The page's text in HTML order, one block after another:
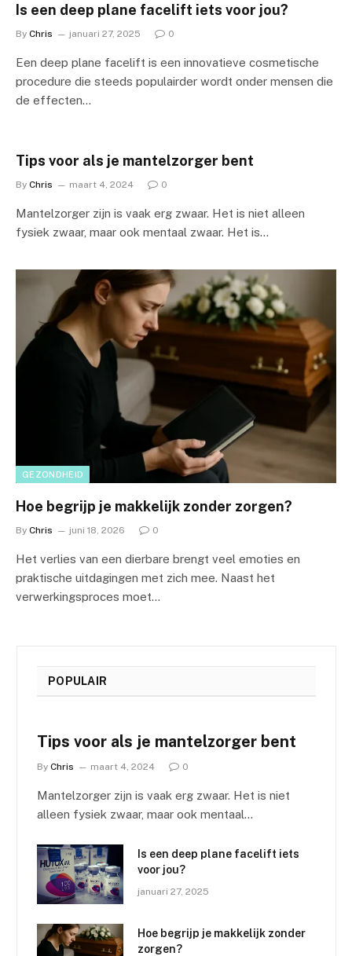
Is een deep plane facelift iets voor jou?
By Chris januari 27, 2025 0
Een deep plane facelift is een innovatieve cosmetische
procedure die steeds populairder wordt onder mensen die
de effecten…
Tips voor als je mantelzorger bent
By Chris maart 4, 2024 0
Mantelzorger zijn is vaak erg zwaar. Het is niet alleen
fysiek zwaar, maar ook mentaal zwaar. Het is…
GEZONDHEID
Hoe begrijp je makkelijk zonder zorgen?
By Chris juni 18, 2026 0
Het verlies van een dierbare brengt veel emoties en
praktische uitdagingen met zich mee. Naast het
verwerkingsproces moet…
POPULAIR
Tips voor als je mantelzorger bent
By Chris maart 4, 2024 0
Mantelzorger zijn is vaak erg zwaar. Het is niet
alleen fysiek zwaar, maar ook mentaal…
Is een deep plane facelift iets
voor jou?
januari 27, 2025
Hoe begrijp je makkelijk zonder
zorgen?